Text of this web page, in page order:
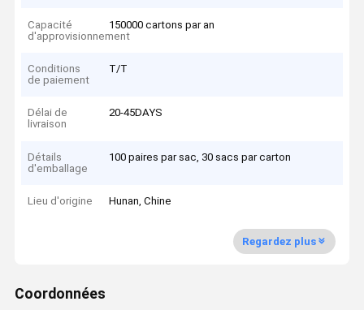
Capacité
d'approvisionnement
150000 cartons par an
Conditions
de paiement
T/T
Délai de
livraison
20-45DAYS
Détails
d'emballage
100 paires par sac, 30 sacs par carton
Lieu d'origine Hunan, Chine
Regardez plus
Coordonnées